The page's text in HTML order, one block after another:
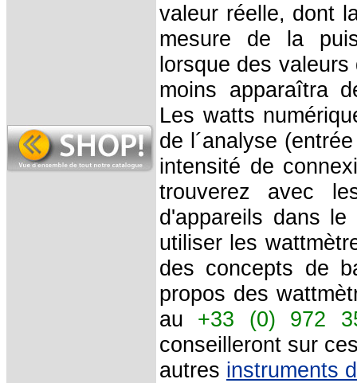
valeur réelle, dont
mesure de la
lorsque des
moins apparaîtra
Les watts
de l´analyse
intensité de
trouverez avec
d'appareils dans
utiliser les
des concepts de
propos des
au +33 (0) 972
conseilleront sur
autres instruments